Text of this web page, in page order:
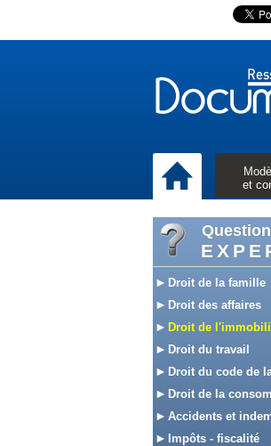
et
Droit de la famille
Droit des affaires
Droit de
Droit du travail
Droit du code de
Droit de la
Accidents et
Impôts - fiscalité